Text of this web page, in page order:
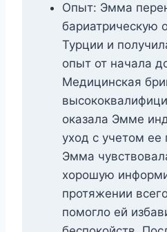
Опыт: Эмма
бариатрическую
Турции и
опыт от начала
Медицинская
оказала Эмме
уход с учетом ее
Эмма
хорошую
протяжении
помогло ей